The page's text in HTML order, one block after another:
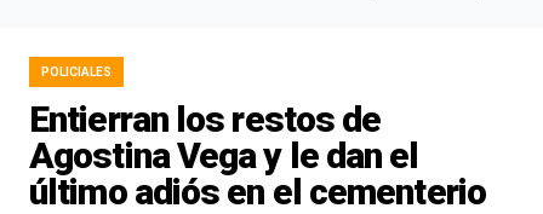
POLICIALES
Entierran los restos de
Agostina Vega y le dan el
último adiós en el cementerio